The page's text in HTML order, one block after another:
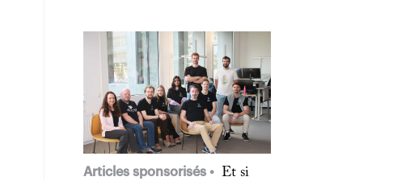
Articles sponsorisés
Et si